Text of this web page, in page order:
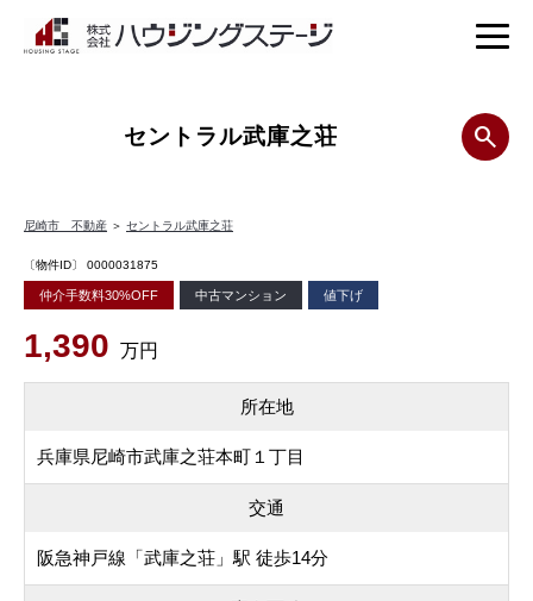
セントラル武庫之荘
尼崎市 不動産 ＞ セントラル武庫之荘
〔物件ID〕 0000031875
仲介手数料30%OFF 中古マンション 値下げ
1,390 万円
所在地
兵庫県尼崎市武庫之荘本町１丁目
交通
阪急神戸線「武庫之荘」駅 徒歩14分